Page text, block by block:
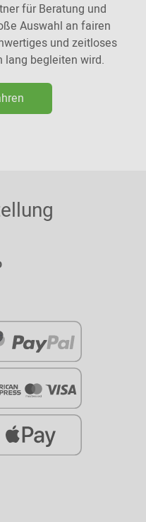
für Beratung und
Auswahl an fairen
und zeitloses
lang begleiten wird.